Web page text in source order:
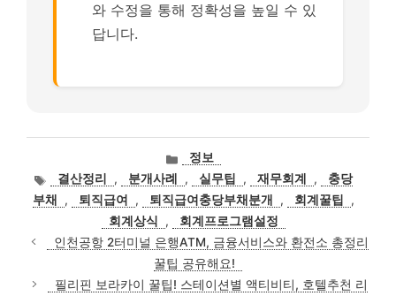
와 수정을 통해 정확성을 높일 수 있
답니다.
카
고
리
정보
태
그
결산정리 , 분개사례 , 실무팁 , 재무회계 ,
충당
부채
, 퇴직급여 , 퇴직급여충당부채분개 , 회계꿀팁
,
회계상식
,
회계프로그램설정
인천공항 2터미널 은행ATM, 금융서비스와 환전소 총정리
꿀팁 공유해요!
필리핀 보라카이 꿀팁! 스테이션별 액티비티, 호텔추천 리